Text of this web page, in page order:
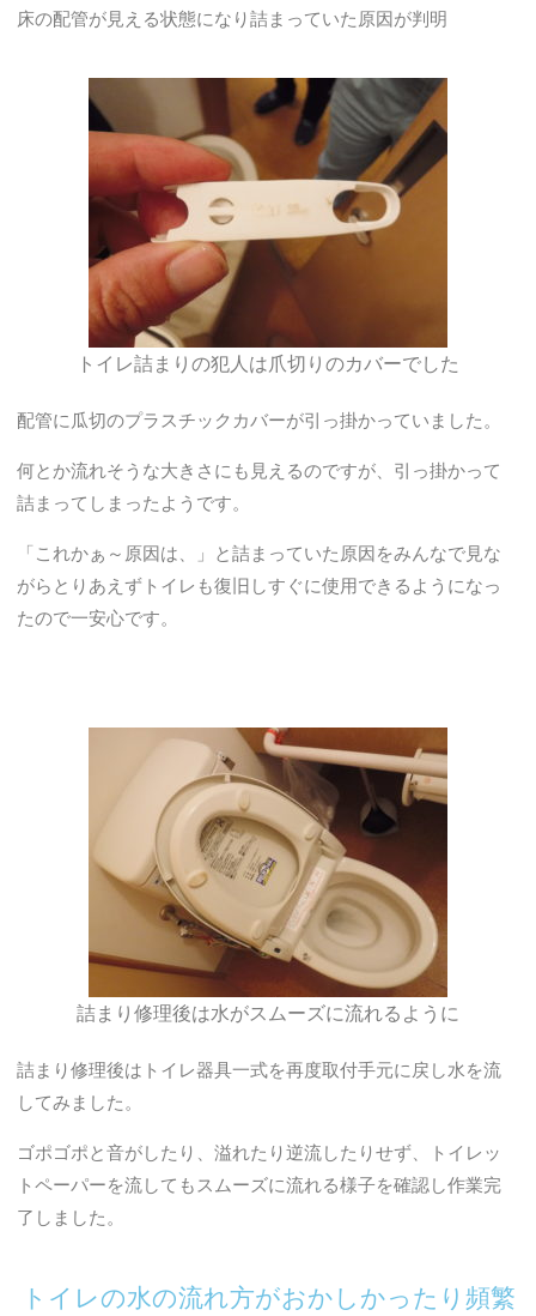
床の配管が見える状態になり詰まっていた原因が判明
トイレ詰まりの犯人は爪切りのカバーでした
配管に瓜切のプラスチックカバーが引っ掛かっていました。
何とか流れそうな大きさにも見えるのですが、引っ掛かって
詰まってしまったようです。
「これかぁ～原因は、」と詰まっていた原因をみんなで見な
がらとりあえずトイレも復旧しすぐに使用できるようになっ
たので一安心です。
詰まり修理後は水がスムーズに流れるように
詰まり修理後はトイレ器具一式を再度取付手元に戻し水を流
してみました。
ゴポゴポと音がしたり、溢れたり逆流したりせず、トイレッ
トペーパーを流してもスムーズに流れる様子を確認し作業完
了しました。
トイレの水の流れ方がおかしかったり頻繁